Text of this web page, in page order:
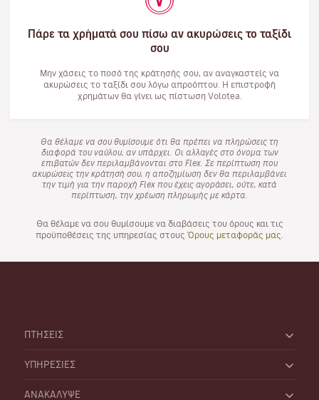
Πάρε τα χρήματά σου πίσω αν ακυρώσεις το ταξίδι
σου
Μην χάσεις το ποσό της κράτησής σου, αν αναγκαστείς να
ακυρώσεις το ταξίδι σου λόγω απροόπτου. Η επιστροφή
χρημάτων θα γίνει ως πίστωση Volotea.
Θα θέλαμε να σου θυμίσουμε ότι θα πρέπει να πληρώσεις τη
διαφορά του ναύλου, αν υπάρχει. Οι αλλαγές στο όνομα των
επιβατών δεν περιλαμβάνονται στο Flex. Σε περίπτωση που
ακυρώσεις την κράτησή σου, η αποζημίωση δεν θα περιλαμβάνει
την τιμή για την παροχή Flex που έχεις αγοράσει, ούτε, κατά
περίπτωση, την χρέωση πληρωμής με κάρτα.
Θα θέλαμε να σου θυμίσουμε να διαβάσεις του όρους και τις
προϋποθέσεις της υπηρεσίας στους Όρους μεταφοράς μας
ΠΤΗΣΕΙΣ
ΥΠΗΡΕΣΙΕΣ
ΑΝΑΚΑΛΥΨΕ